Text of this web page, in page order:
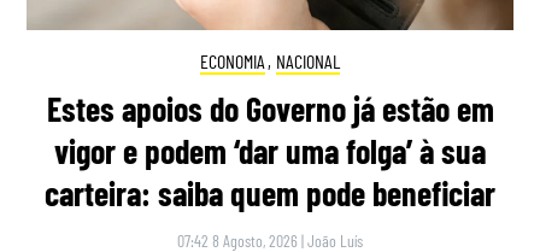
ECONOMIA , NACIONAL
Estes apoios do Governo já estão em
vigor e podem ‘dar uma folga’ à sua
carteira: saiba quem pode beneficiar
07:42 8 Agosto, 2026 |João Luís